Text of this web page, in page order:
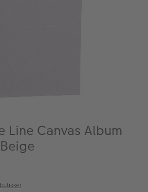
Line Canvas Album